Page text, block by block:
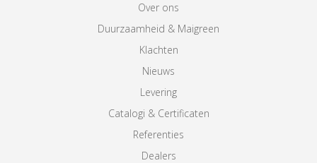
Over ons
Duurzaamheid & Maigreen
Klachten
Nieuws
Levering
Catalogi & Certificaten
Referenties
Dealers